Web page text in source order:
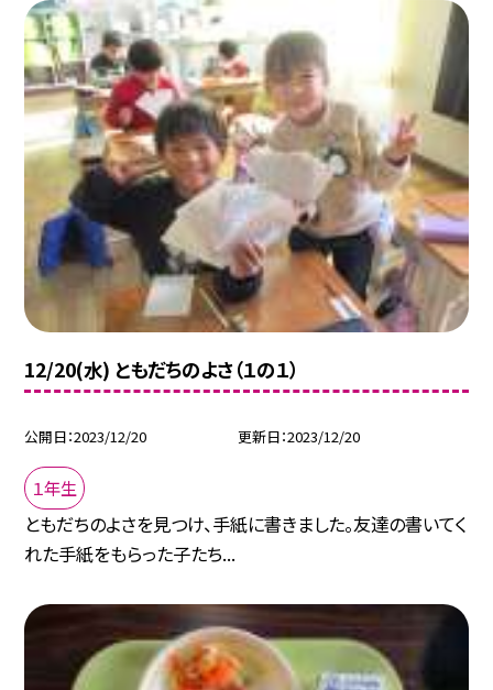
12/20(水) ともだちのよさ（１の１）
公開日 2023/12/20 更新日 2023/12/20
１年生
ともだちのよさを見つけ、手紙に書きました。友達の書いてく
れた手紙をもらった子たち...